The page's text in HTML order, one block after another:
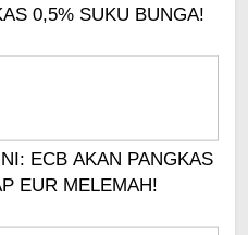
0,5% SUKU BUNGA!
ECB AKAN PANGKAS
EUR MELEMAH!